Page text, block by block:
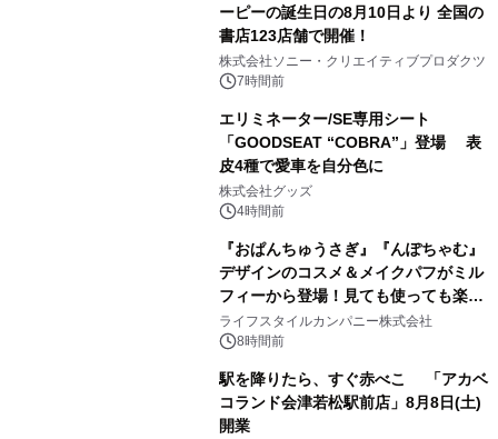
ーピーの誕生日の8月10日より 全国の
書店123店舗で開催！
株式会社ソニー・クリエイティブプロダクツ
7時間前
エリミネーター/SE専用シート
「GOODSEAT “COBRA”」登場 表
皮4種で愛車を自分色に
株式会社グッズ
4時間前
『おぱんちゅうさぎ』『んぽちゃむ』
デザインのコスメ＆メイクパフがミル
フィーから登場！見ても使っても楽し
い、ポップでキュートなコレクショ
ン。
ライフスタイルカンパニー株式会社
8時間前
駅を降りたら、すぐ赤べこ 「アカベ
コランド会津若松駅前店」8月8日(土)
開業